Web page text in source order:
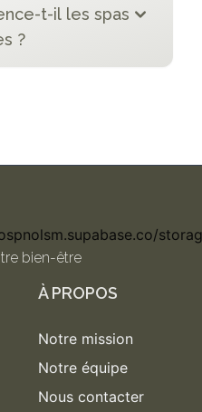
t-il les spas
?
bien-être
À PROPOS
Notre mission
Notre équipe
Nous contacter